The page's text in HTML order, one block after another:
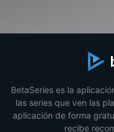
BetaSeries es la
las series que ven las
aplicación de forma
recibe